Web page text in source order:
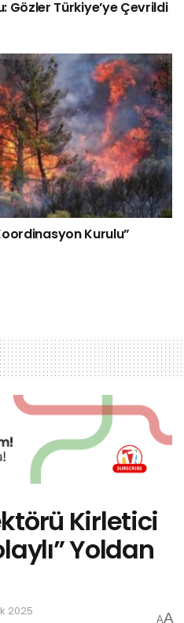
Gözler Türkiye’ye Çevrildi
Kurulu”
Kirletici
Yoldan
2025
AA